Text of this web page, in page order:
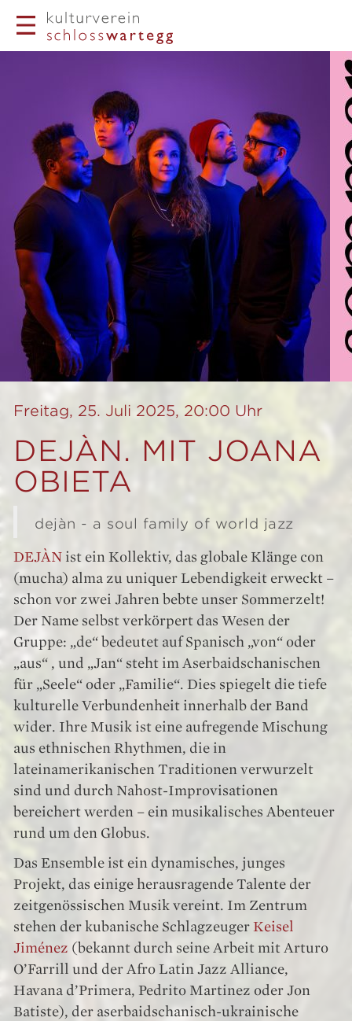
Freitag, 25. Juli 2025, 20:00 Uhr
DEJÀN. MIT JOANA
OBIETA
dejàn - a soul family of world jazz
DEJÀN ist ein Kollektiv, das globale Klänge con
(mucha) alma zu uniquer Lebendigkeit erweckt –
schon vor zwei Jahren bebte unser Sommerzelt!
Der Name selbst verkörpert das Wesen der
Gruppe: „de“ bedeutet auf Spanisch „von“ oder
„aus“ , und „Jan“ steht im Aserbaidschanischen
für „Seele“ oder „Familie“. Dies spiegelt die tiefe
kulturelle Verbundenheit innerhalb der Band
wider. Ihre Musik ist eine aufregende Mischung
aus ethnischen Rhythmen, die in
lateinamerikanischen Traditionen verwurzelt
sind und durch Nahost-Improvisationen
bereichert werden – ein musikalisches Abenteuer
rund um den Globus.
Das Ensemble ist ein dynamisches, junges
Projekt, das einige herausragende Talente der
zeitgenössischen Musik vereint. Im Zentrum
stehen der kubanische Schlagzeuger Keisel
Jiménez (bekannt durch seine Arbeit mit Arturo
O’Farrill und der Afro Latin Jazz Alliance,
Havana d’Primera, Pedrito Martinez oder Jon
Batiste), der aserbaidschanisch-ukrainische